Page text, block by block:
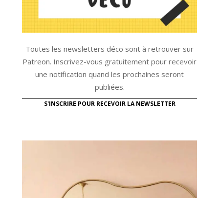
Toutes les newsletters déco sont à retrouver sur
Patreon. Inscrivez-vous gratuitement pour recevoir
une notification quand les prochaines seront
publiées.
S'INSCRIRE POUR RECEVOIR LA NEWSLETTER